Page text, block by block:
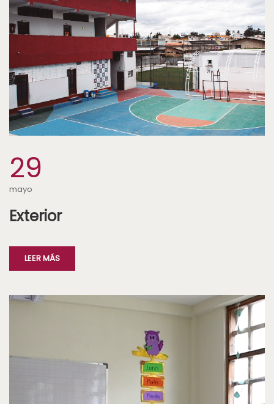
29
mayo
Exterior
LEER MÁS